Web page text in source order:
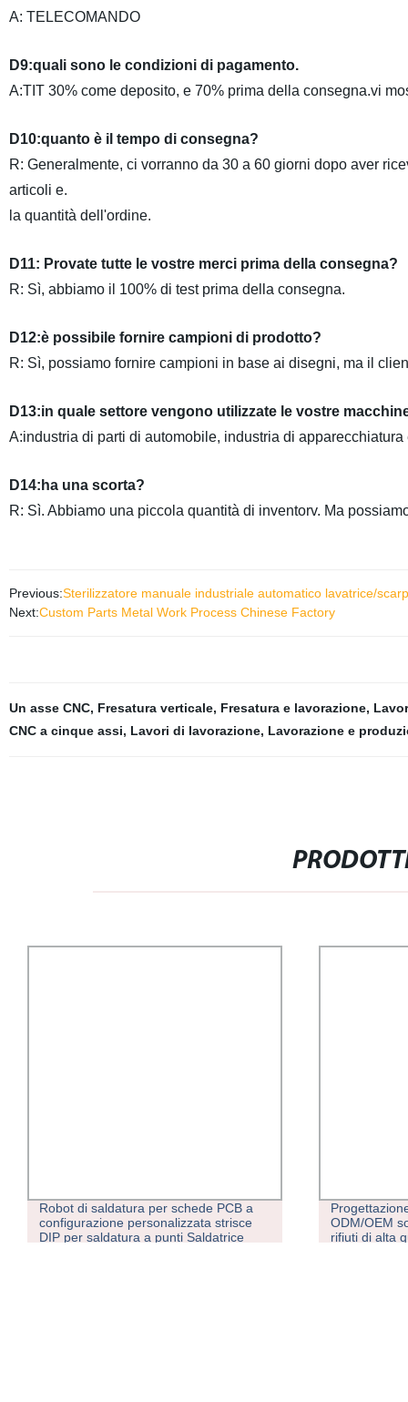
A: TELECOMANDO
D9:quali sono le condizioni di pagamento.
A:TIT 30% come deposito, e 70% prima della consegna.vi
D10:quanto è il tempo di consegna?
R: Generalmente, ci vorranno da 30 a 60 giorni dopo aver
articoli e.
la quantità dell'ordine.
D11: Provate tutte le vostre merci prima della consegna?
R: Sì, abbiamo il 100% di test prima della consegna.
D12:è possibile fornire campioni di prodotto?
R: Sì, possiamo fornire campioni in base ai disegni, ma il
D13:in quale settore vengono utilizzate le vostre
A:industria di parti di automobile, industria di
D14:ha una scorta?
R: Sì. Abbiamo una piccola quantità di inventorv. Ma
Previous:Sterilizzatore manuale industriale automatico lavatrice/
Next:Custom Parts Metal Work Process Chinese Factory
Un asse CNC, Fresatura verticale, Fresatura e lavorazione,
CNC a cinque assi, Lavori di lavorazione, Lavorazione e
Progettazione personalizzata Servizio
ODM/OEM soluzione di trattamento
rifiuti di alta qualità
D-Hba69
fresatrice e